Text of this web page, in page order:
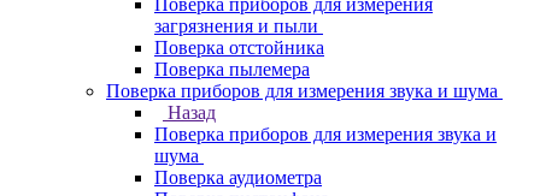
Поверка приборов для измерения
загрязнения и пыли
Поверка отстойника
Поверка пылемера
Поверка приборов для измерения звука и шума
Назад
Поверка приборов для измерения звука и
шума
Поверка аудиометра